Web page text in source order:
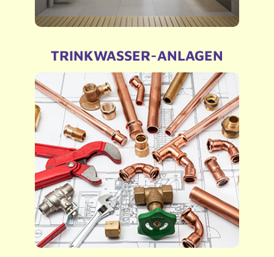
TRINKWASSER-ANLAGEN
– Wartung von Sanitärarmaturen wie z.b.
Wasserfiltern und KFR-Ventilen
– Neuinstallation
– Instandhaltung
– Reparatur
– Trinkwasser Beprobung
– Legionellen Prüfung
– Thermische Desinfektion